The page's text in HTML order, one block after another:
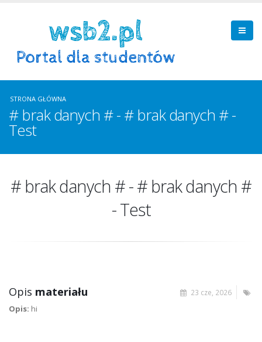
STRONA GŁÓWNA
# brak danych # - # brak danych # -
Test
# brak danych # - # brak danych #
- Test
23 cze, 2026
Opis materiału
Opis: hi